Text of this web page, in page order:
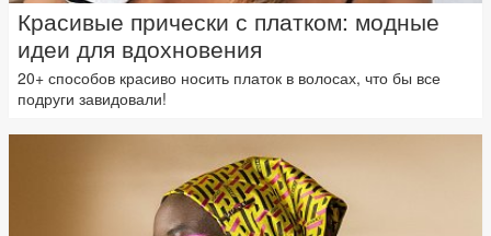
Красивые прически с платком: модные
идеи для вдохновения
20+ способов красиво носить платок в волосах, что бы все
подруги завидовали!